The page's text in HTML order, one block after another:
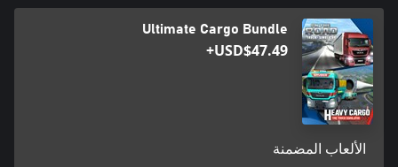
Ultimate Cargo Bundle
USD$47.49+
الألعاب المضمنة